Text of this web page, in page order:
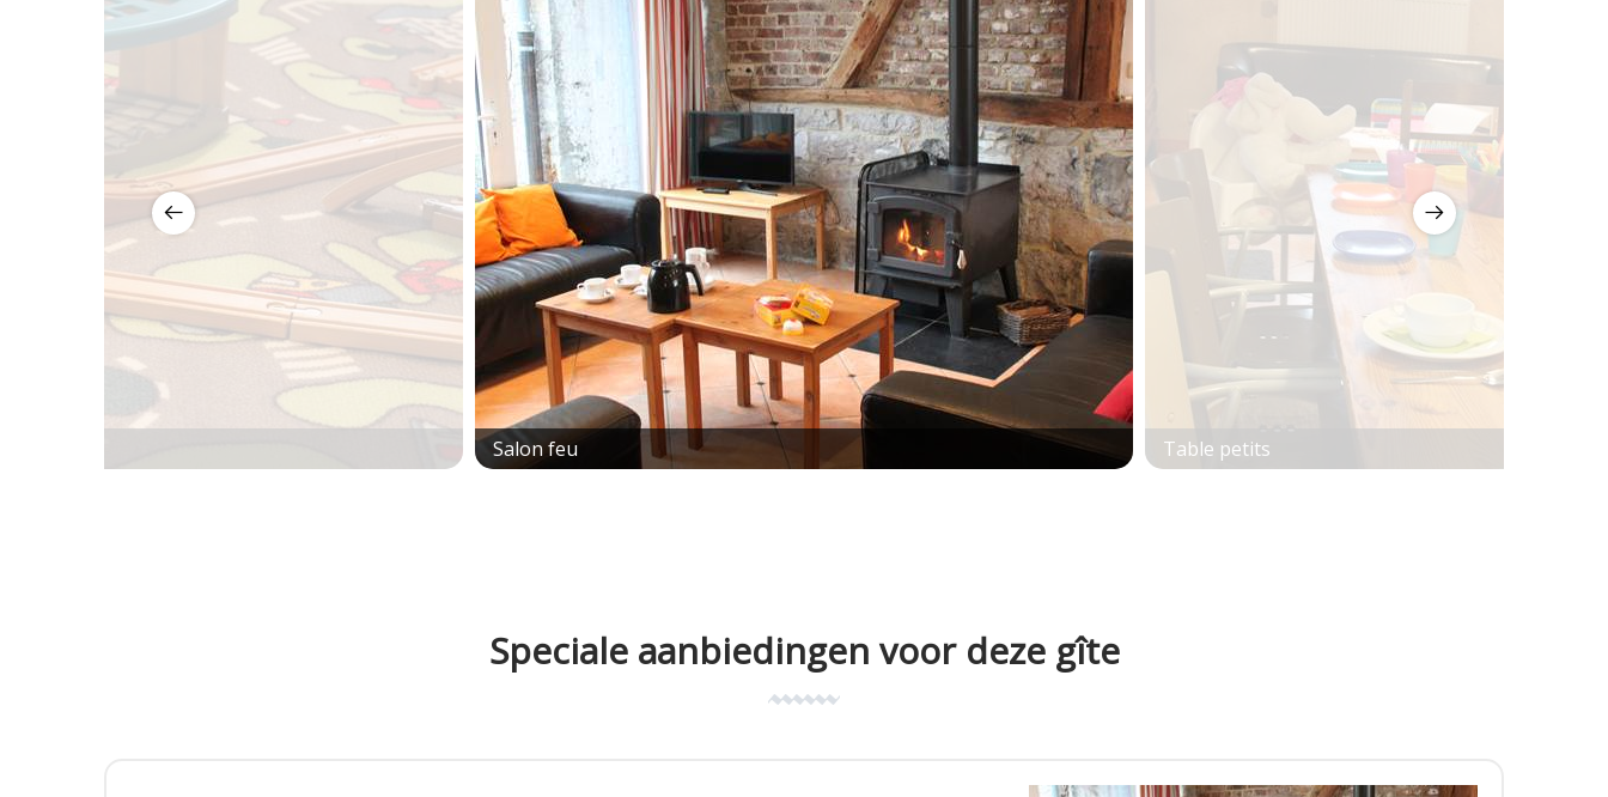
Salon feu Table petits
Speciale aanbiedingen voor deze gîte